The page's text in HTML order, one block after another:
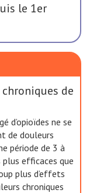
le 1er
de
d’opioïdes ne se
de douleurs
période de 3 à
plus efficaces que
plus d’effets
chroniques